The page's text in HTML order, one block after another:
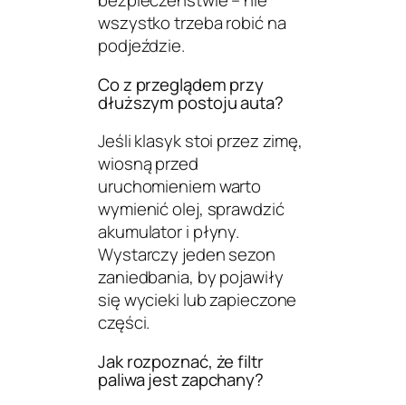
wszystko trzeba robić na
podjeździe.
Co z przeglądem przy
dłuższym postoju auta?
Jeśli klasyk stoi przez zimę,
wiosną przed
uruchomieniem warto
wymienić olej, sprawdzić
akumulator i płyny.
Wystarczy jeden sezon
zaniedbania, by pojawiły
się wycieki lub zapieczone
części.
Jak rozpoznać, że filtr
paliwa jest zapchany?